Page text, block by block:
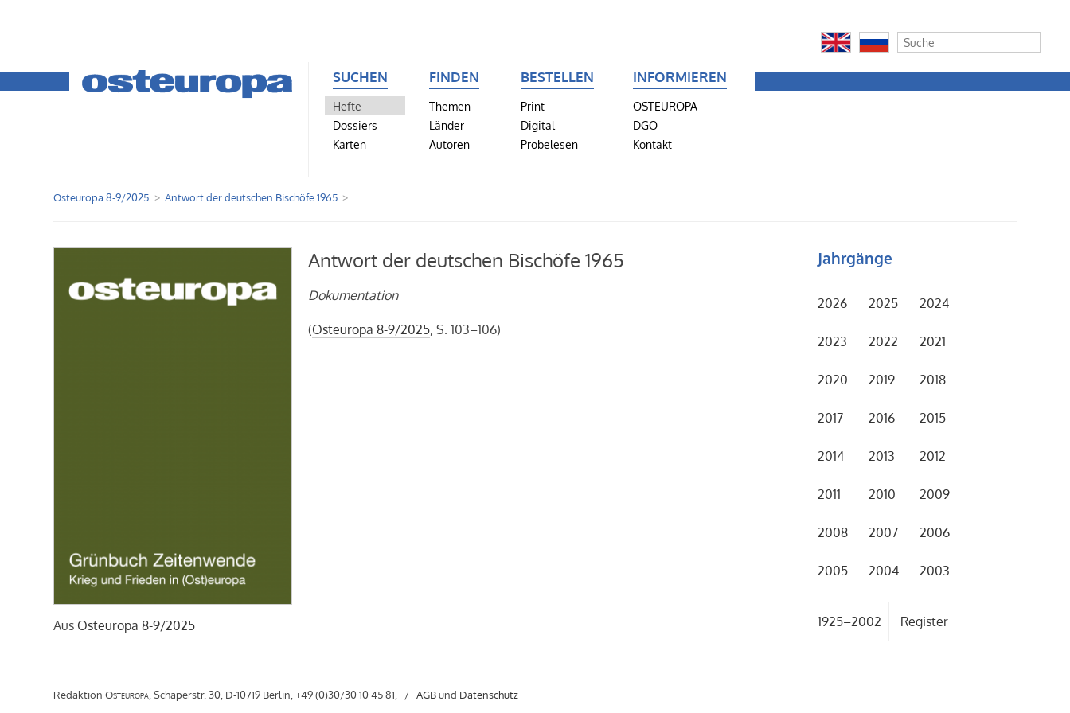
SUCHEN
Hefte
Dossiers
Karten
FINDEN
Themen
Länder
Autoren
BESTELLEN
Print
Digital
Probelesen
INFORMIEREN
OSTEUROPA
DGO
Kontakt
Osteuropa 8-9/2025 Antwort der deutschen Bischöfe 1965
Aus Osteuropa 8-9/2025
Antwort der deutschen Bischöfe 1965
Dokumentation
(Osteuropa 8-9/2025, S. 103–106)
Jahrgänge
2026 2025 2024
2023 2022 2021
2020 2019 2018
2017 2016 2015
2014 2013 2012
2011 2010 2009
2008 2007 2006
2005 2004 2003
1925–2002 Register
RedaktionOsteuropa , Schaperstr. 30, D-10719 Berlin, +49 (0)30/30 10 45 81, /AGBund Datenschutz